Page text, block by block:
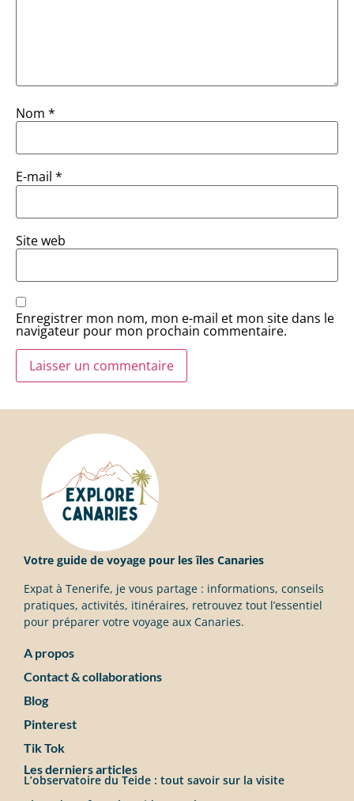
Nom *
E-mail *
Site web
Enregistrer mon nom, mon e-mail et mon site dans le
navigateur pour mon prochain commentaire.
Votre guide de voyage pour les îles Canaries
Expat à Tenerife, je vous partage : informations, conseils
pratiques, activités, itinéraires, retrouvez tout l’essentiel
pour préparer votre voyage aux Canaries.
A propos
Contact & collaborations
Blog
Pinterest
Tik Tok
Les derniers articles
L’observatoire du Teide : tout savoir sur la visite